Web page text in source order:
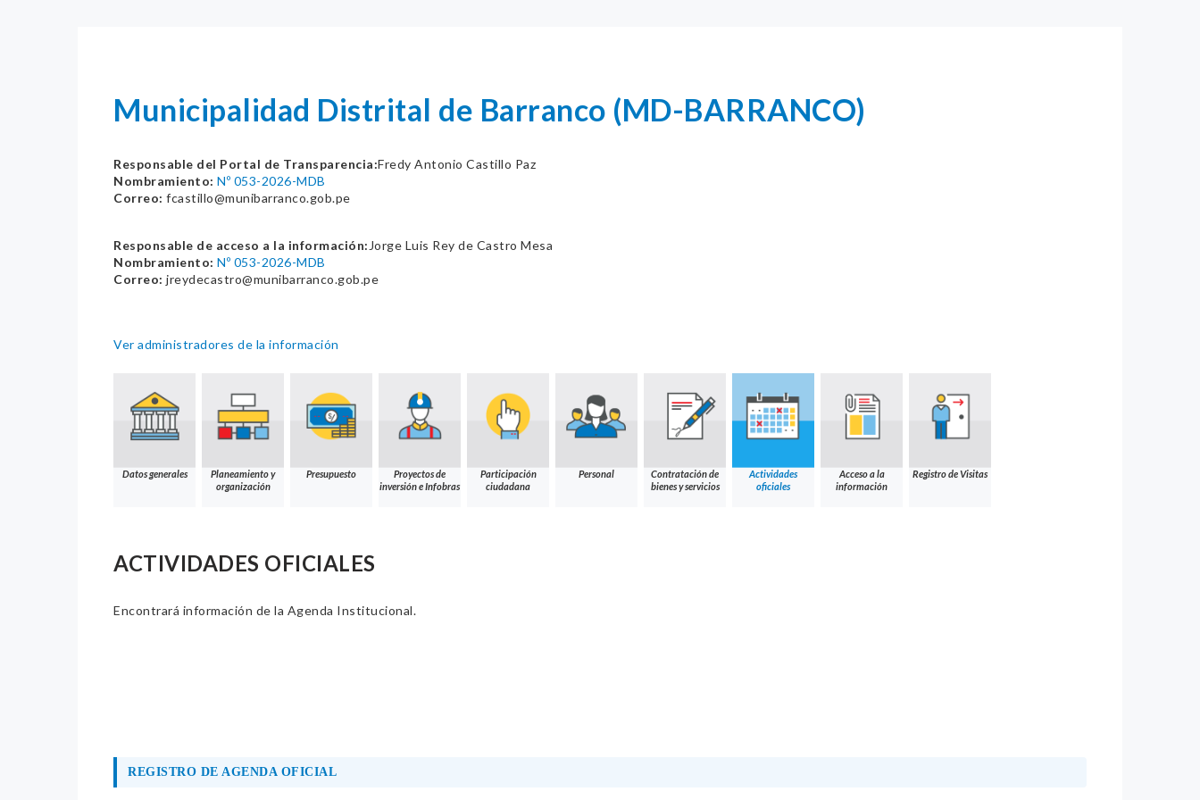
Municipalidad Distrital de Barranco (MD-BARRANCO)
Responsable del Portal de Transparencia:Fredy Antonio Castillo Paz
Nombramiento: Nº 053-2026-MDB
Correo: fcastillo@munibarranco.gob.pe
Responsable de acceso a la información: Jorge Luis Rey de Castro Mesa
Nombramiento: Nº 053-2026-MDB
Correo: jreydecastro@munibarranco.gob.pe
Ver administradores de la información
Datos generales
Planeamiento y
organización
Presupuesto
Proyectos de
inversión e Infobras
Participación
ciudadana
Personal
Contratación de
bienes y servicios
Actividades
oficiales
Acceso a la
información
Registro de Visitas
ACTIVIDADES OFICIALES
Encontrará información de la Agenda Institucional.
REGISTRO DE AGENDA OFICIAL